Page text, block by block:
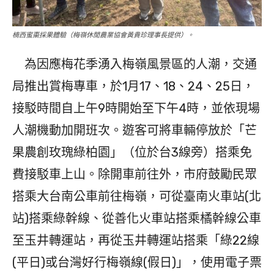
楠西蜜棗採果體驗（梅嶺休閒農業協會黃貴珍理事長提供）。
為因應梅花季湧入梅嶺風景區的人潮，交通
局推出賞梅專車，於1月17、18、24、25日，
接駁時間自上午9時開始至下午4時，並依現場
人潮機動加開班次。遊客可將車輛停放於「芒
果農創玫瑰綠柏園」（位於台3線旁）搭乘免
費接駁車上山。除開車前往外，市府鼓勵民眾
搭乘大台南公車前往梅嶺，可從臺南火車站(北
站)搭乘綠幹線、從善化火車站搭乘橘幹線公車
至玉井轉運站，再從玉井轉運站搭乘「綠22線
(平日)或台灣好行梅嶺線(假日)」，使用電子票